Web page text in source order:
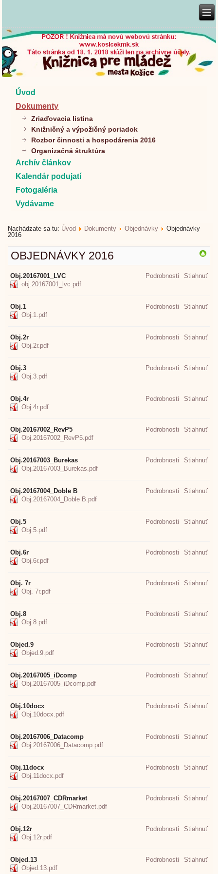
Úvod
Dokumenty
Zriaďovacia listina
Knižničný a výpožičný poriadok
Rozbor činnosti a hospodárenia 2016
Organizačná štruktúra
Archív článkov
Kalendár podujatí
Fotogaléria
Vydávame
Nachádzate sa tu: Úvod Dokumenty Objednávky
Objednávky
2016
OBJEDNÁVKY 2016
Obj.20167001_LVC
obj.20167001_lvc.pdf
Stiahnuť
Podrobnosti
Obj.1
Obj.1.pdf
Stiahnuť
Podrobnosti
Obj.2r
Obj.2r.pdf
Stiahnuť
Podrobnosti
Obj.3
Obj.3.pdf
Stiahnuť
Podrobnosti
Obj.4r
Obj.4r.pdf
Stiahnuť
Podrobnosti
Obj.20167002_RevP5
Obj.20167002_RevP5.pdf
Stiahnuť
Podrobnosti
Obj.20167003_Burekas
Obj.20167003_Burekas.pdf
Stiahnuť
Podrobnosti
Obj.20167004_Doble B
Obj.20167004_Doble B.pdf
Stiahnuť
Podrobnosti
Obj.5
Obj.5.pdf
Stiahnuť
Podrobnosti
Obj.6r
Obj.6r.pdf
Stiahnuť
Podrobnosti
Obj. 7r
Obj. 7r.pdf
Stiahnuť
Podrobnosti
Obj.8
Obj.8.pdf
Stiahnuť
Podrobnosti
Objed.9
Objed.9.pdf
Stiahnuť
Podrobnosti
Obj.20167005_iDcomp
Obj.20167005_iDcomp.pdf
Stiahnuť
Podrobnosti
Obj.10docx
Obj.10docx.pdf
Stiahnuť
Podrobnosti
Obj.20167006_Datacomp
Obj.20167006_Datacomp.pdf
Stiahnuť
Podrobnosti
Obj.11docx
Obj.11docx.pdf
Stiahnuť
Podrobnosti
Obj.20167007_CDRmarket
Obj.20167007_CDRmarket.pdf
Stiahnuť
Podrobnosti
Obj.12r
Obj.12r.pdf
Stiahnuť
Podrobnosti
Objed.13
Objed.13.pdf
Stiahnuť
Podrobnosti